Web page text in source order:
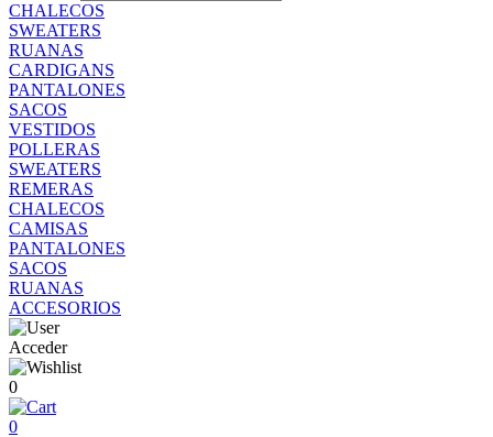
CHALECOS
SWEATERS
RUANAS
CARDIGANS
PANTALONES
SACOS
VESTIDOS
POLLERAS
SWEATERS
REMERAS
CHALECOS
CAMISAS
PANTALONES
SACOS
RUANAS
ACCESORIOS
Acceder
0
0